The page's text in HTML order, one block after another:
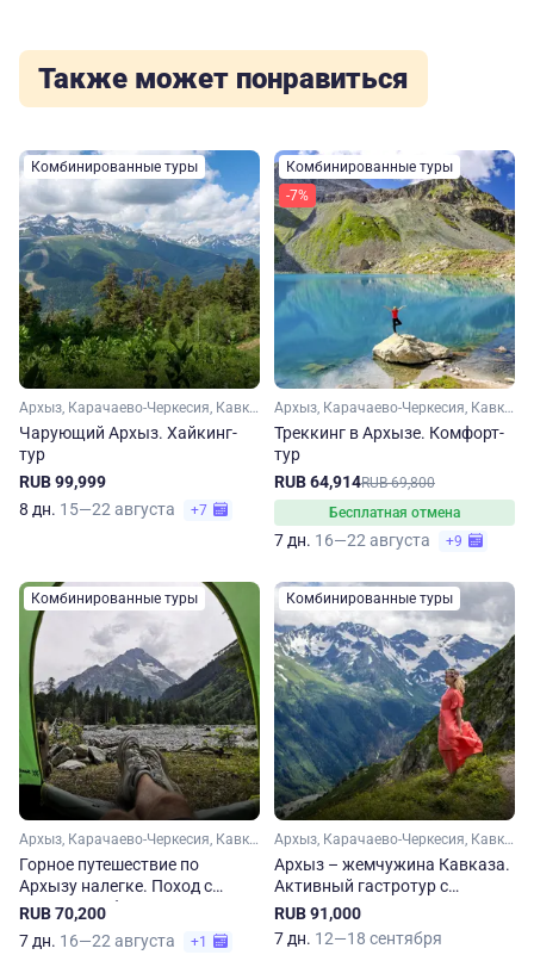
Также может понравиться
Комбинированные туры
Архыз, Карачаево-Черкесия, Кавказ
Чарующий Архыз. Хайкинг-
тур
RUB 99,999
8 дн. 15—22 августа +7
Комбинированные туры
-7%
Архыз, Карачаево-Черкесия, Кавказ
Треккинг в Архызе. Комфорт-
тур
RUB 64,914RUB 69,800
Бесплатная отмена
7 дн. 16—22 августа +9
Комбинированные туры
Архыз, Карачаево-Черкесия, Кавказ
Горное путешествие по
Архызу налегке. Поход с
палатками без тяжелых
RUB 70,200
7 дн. 16—22 августа +1
Комбинированные туры
Архыз, Карачаево-Черкесия, Кавказ
Архыз – жемчужина Кавказа.
Активный гастротур с
проживанием в отеле
RUB 91,000
7 дн. 12—18 сентября